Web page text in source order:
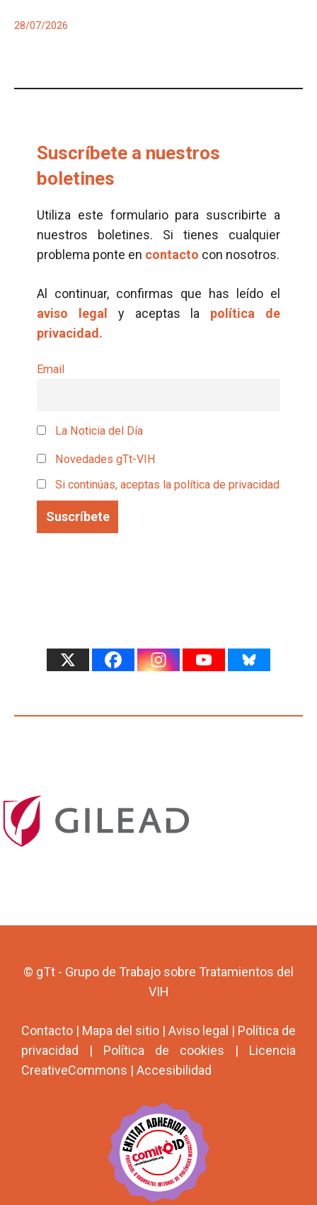
28/07/2026
Suscríbete a nuestros
boletines
Utiliza este formulario para suscribirte a
nuestros boletines. Si tienes cualquier
problema ponte en contacto con nosotros.
Al continuar, confirmas que has leído el
aviso legal
y aceptas la política de
privacidad.
Email
La Noticia del Día
Novedades gTt-VIH
Si continúas, aceptas la política de privacidad
© gTt - Grupo de Trabajo sobre Tratamientos del
VIH
Contacto | Mapa del sitio | Aviso legal | Política de
privacidad | Política de cookies | Licencia
CreativeCommons | Accesibilidad